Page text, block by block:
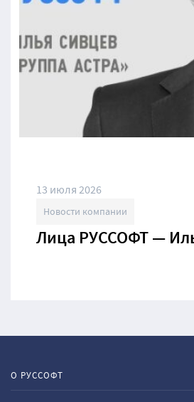
13 июля 2026
Новости компании
Лица РУССОФТ —
О РУССОФТ